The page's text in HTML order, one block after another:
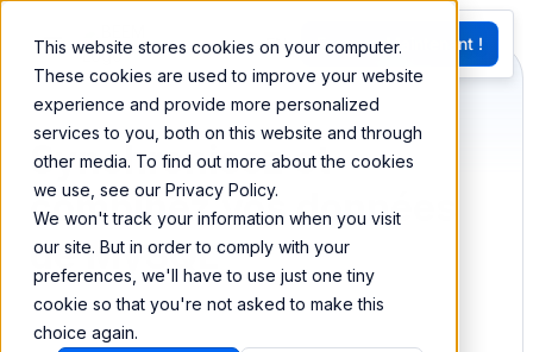
This website stores cookies on your computer.
These cookies are used to improve your website
experience and provide more personalized
services to you, both on this website and through
other media. To find out more about the cookies
we use, see our Privacy Policy.
We won't track your information when you visit
our site. But in order to comply with your
preferences, we'll have to use just one tiny
cookie so that you're not asked to make this
choice again.
EN
G
Essayez Maintenant !
Synchronisez et
combinez vos données
de MySQL